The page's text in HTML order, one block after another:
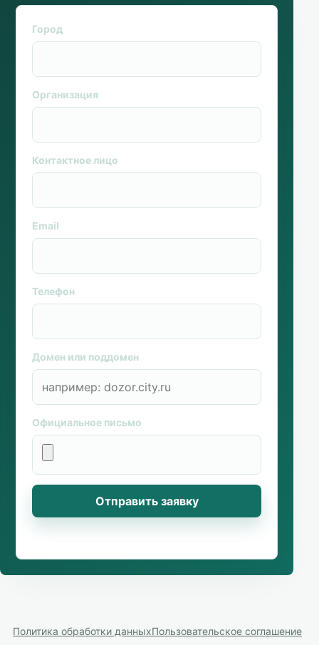
Город
Организация
Контактное лицо
Email
Телефон
Домен или поддомен
Официальное письмо
Отправить заявку
Политика обработки данныхПользовательское соглашение